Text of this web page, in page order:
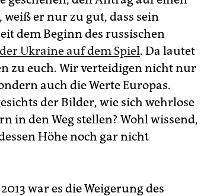
er nur zu gut, dass sein
dem Beginn des russischen
Ukraine auf dem Spiel. Da lautet
zu euch. Wir verteidigen nicht nur
auch die Werte Europas.
der Bilder, wie sich wehrlose
in den Weg stellen? Wohl wissend,
Höhe noch gar nicht
war es die Weigerung des